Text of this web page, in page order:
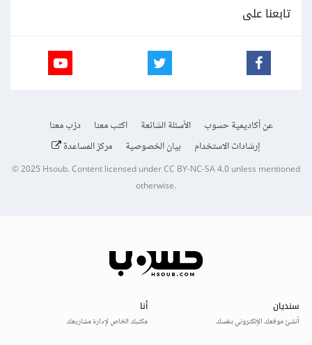
تابعنا على
عن أكاديمية حسوب الأسئلة الشائعة اكتب معنا
درّب معنا
إرشادات الاستخدام
بيان الخصوصية مركز المساعدة
© 2025Hsoub.Content licensed underCC BY-NC-SA 4.0unless mentioned
otherwise.